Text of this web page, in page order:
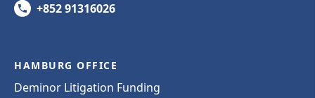
+852 91316026
HAMBURG OFFICE
Deminor Litigation Funding